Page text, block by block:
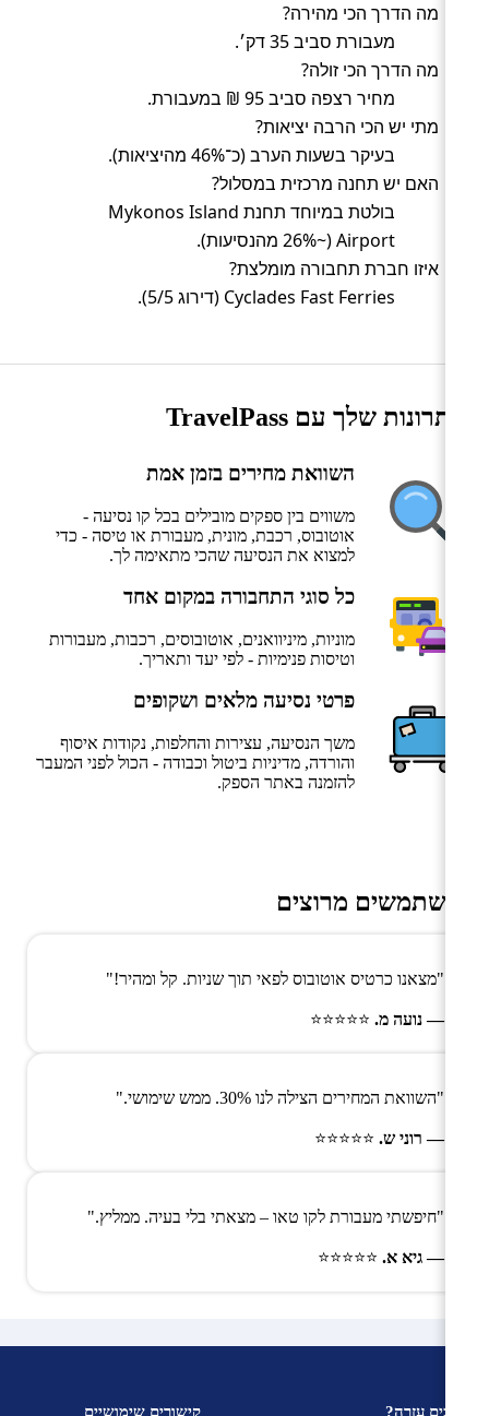
מה הדרך הכי מהירה?
מעבורת סביב 35 דק׳.
מה הדרך הכי זולה?
מחיר רצפה סביב 95 ₪ במעבורת.
מתי יש הכי הרבה יציאות?
בעיקר בשעות הערב (כ־46% מהיציאות).
האם יש תחנה מרכזית במסלול?
בולטת במיוחד תחנת Mykonos Island
Airport (~26% מהנסיעות).
איזו חברת תחבורה מומלצת?
Cyclades Fast Ferries (דירוג 5/5).
היתרונות שלך עם TravelPass
השוואת מחירים בזמן אמת
משווים בין ספקים מובילים בכל קו נסיעה -
אוטובוס, רכבת, מונית, מעבורת או טיסה - כדי
למצוא את הנסיעה שהכי מתאימה לך.
כל סוגי התחבורה במקום אחד
מוניות, מיניוואנים, אוטובוסים, רכבות, מעבורות
וטיסות פנימיות - לפי יעד ותאריך.
פרטי נסיעה מלאים ושקופים
משך הנסיעה, עצירות והחלפות, נקודות איסוף
והורדה, מדיניות ביטול וכבודה - הכול לפני המעבר
להזמנה באתר הספק.
משתמשים מרוצים
"מצאנו כרטיס אוטובוס לפאי תוך שניות. קל ומהיר!"
— נועה מ. ⭐⭐⭐⭐⭐
"השוואת המחירים הצילה לנו 30%. ממש שימושי."
— רוני ש. ⭐⭐⭐⭐⭐
"חיפשתי מעבורת לקו טאו – מצאתי בלי בעיה. ממליץ."
— גיא א. ⭐⭐⭐⭐⭐
צריכים עזרה? קישורים שימושיים